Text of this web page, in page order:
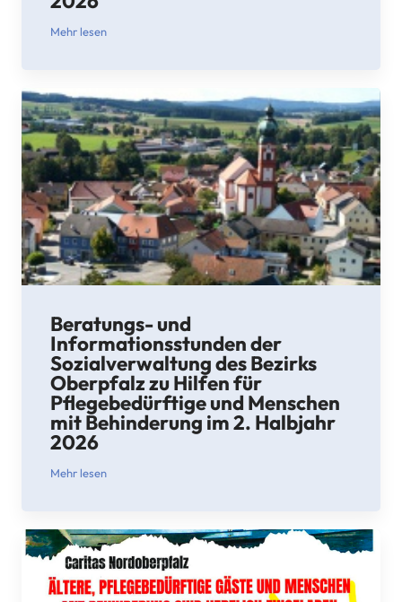
Mehr lesen
Beratungs- und
Informationsstunden der
Sozialverwaltung des Bezirks
Oberpfalz zu Hilfen für
Pflegebedürftige und Menschen
mit Behinderung im 2. Halbjahr
2026
Mehr lesen